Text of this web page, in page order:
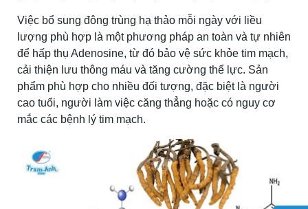
Việc bổ sung đông trùng hạ thảo mỗi ngày với liều
lượng phù hợp là một phương pháp an toàn và tự nhiên
để hấp thụ Adenosine, từ đó bảo vệ sức khỏe tim mạch,
cải thiện lưu thông máu và tăng cường thể lực. Sản
phẩm phù hợp cho nhiều đối tượng, đặc biệt là người
cao tuổi, người làm việc căng thẳng hoặc có nguy cơ
mắc các bệnh lý tim mạch.